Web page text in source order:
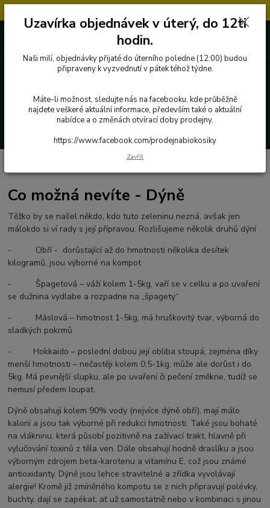
727 862 655, 737 283 505
Co možná nevíte - Dýně
Těžko by se našel někdo, kdo tuto zeleninu nezná, avšak jen
málokdo si ví rady s její přípravou. Rozlišujeme několik druhů dýní
- Obří - dorůstající až do hmotnosti několika desítek
kilogramů, jsou výborné na kompot
- Špagetová – váží kolem 1-5kg, vaří se v celku a po uvaření
se dužnina vydlabe a rozpadne na „špagety“
- Máslová – hmotnost 1-5kg, má hruškovitý tvar, výborná do
sladkých pokrmů
- Hokkaido – poslední dobou její obliba stoupá, zejména díky
menší hmotnosti – nečastěji kolem 0,5-1kg, může ale dorůst i do
5kg. Má pevnější slupku, ale po uvaření či pečení změkne, tudíž se
nemusí předem loupat.
Dýně obsahují kolem 90% vody (nejvíce dýně obří), mají málo
kalorií a jsou tak výborné při redukci hmotnosti. Také jsou bohaté
na vlákninu, která působí pozitivně na zažívací trakt, hlavně při
vylučování toxinů z těla ven. Dále obsahují hodně draslíku a jsou
výborným zdrojem beta-karotenu a vitamínu E, což jsou známé
antioxidanty. Dýně jsou lehce stravitelné a zřídka vyvolávají
alergie! Kromě již zmíněného kompotu se z nich připravují polévky,
buchty, dají se zapékat, ať už samostatně nebo v kombinaci s jinou
Uzavírka objednávek v úterý, do 12ti
hodin.
Naši milí, objednávky přijaté do úterního poledne (12:00) budou
připraveny k vyzvednutí v pátek téhož týdne.
Máte-li možnost, sledujte nás na facebooku, kde průběžně
najdete veškeré aktuální informace, především také o aktuální
nabídce a o změnách otvírací doby prodejny.
https://www.facebook.com/prodejnabiokosiky
Zavřít